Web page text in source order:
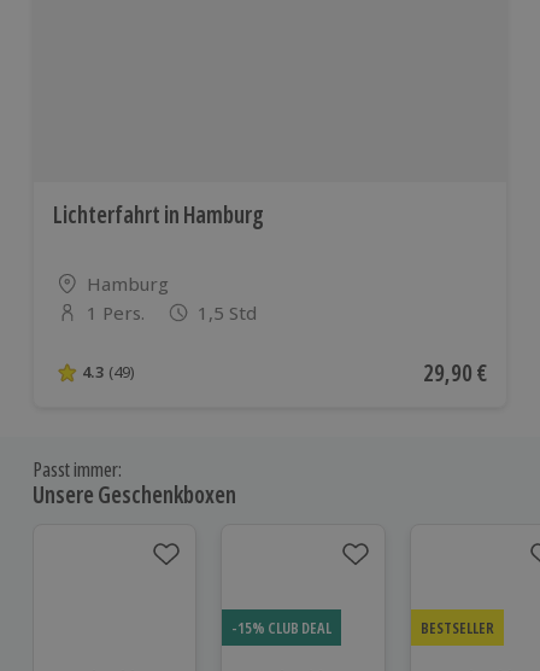
Lichterfahrt in Hamburg
Standort
Hamburg
Anzahl der Teilnehmer
1 Pers. 1,5 Std
4.3 von 5 Sternen basierend auf 49 Bewertungen
4.3 (49) Aktueller
29,90 €
Passt immer:
Unsere Geschenkboxen
-15% CLUB DEAL BESTSELLER